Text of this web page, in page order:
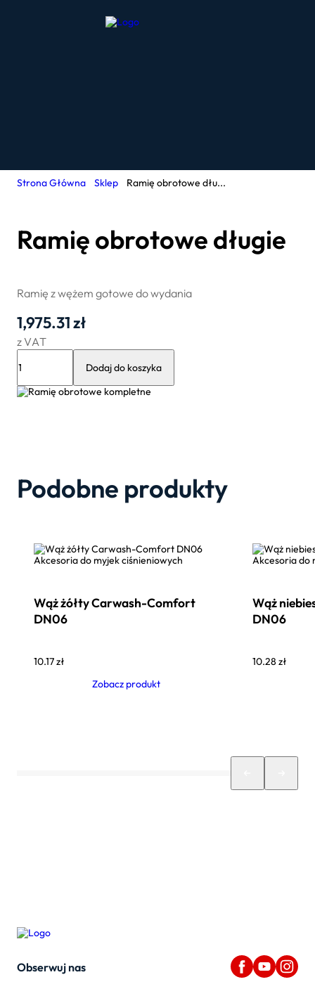
Strona Główna Sklep Ramię obrotowe dłu...
Ramię obrotowe długie
Ramię z wężem gotowe do wydania
1,975.31zł
z VAT
Ramię
długie
Dodaj do koszyka
Podobne produkty
Akcesoria do myjek ciśnieniowych
Wąż żółty Carwash-Comfort
DN06
10.17zł
Zobacz produkt
Akcesoria do
Wąż
DN06
10.28 zł
Obserwuj nas